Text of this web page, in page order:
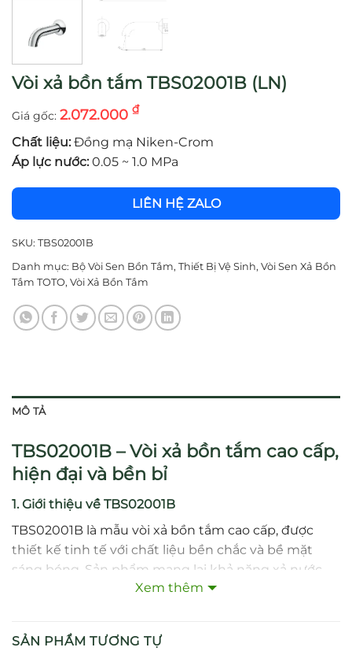
Vòi xả bồn tắm TBS02001B (LN)
2.072.000 ₫
Chất liệu: Đồng mạ Niken-Crom
Áp lực nước: 0.05 ~ 1.0 MPa
LIÊN HỆ ZALO
SKU: TBS02001B
Danh mục: Bộ Vòi Sen Bồn Tắm, Thiết Bị Vệ Sinh, Vòi Sen Xả Bồn
Tắm TOTO, Vòi Xả Bồn Tắm
MÔ TẢ
TBS02001B – Vòi xả bồn tắm cao cấp,
hiện đại và bền bỉ
1. Giới thiệu về TBS02001B
TBS02001B là mẫu vòi xả bồn tắm cao cấp, được
thiết kế tinh tế với chất liệu bền chắc và bề mặt
sáng bóng. Sản phẩm mang lại khả năng xả nước
nhanh, ổn định, góp phần nâng cao sự tiện nghi và
spa cao cấp.
Xem thêm
SẢN PHẨM TƯƠNG TỰ